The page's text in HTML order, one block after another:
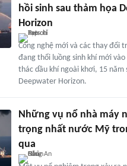
hồi sinh sau thảm họa
Horizon
Công nghệ mới và các thay đổi
đang thổi luồng sinh khí mới vào
thác dầu khí ngoài khơi, 15 năm
Deepwater Horizon.
Những vụ nổ nhà máy
trọng nhất nước Mỹ
qua